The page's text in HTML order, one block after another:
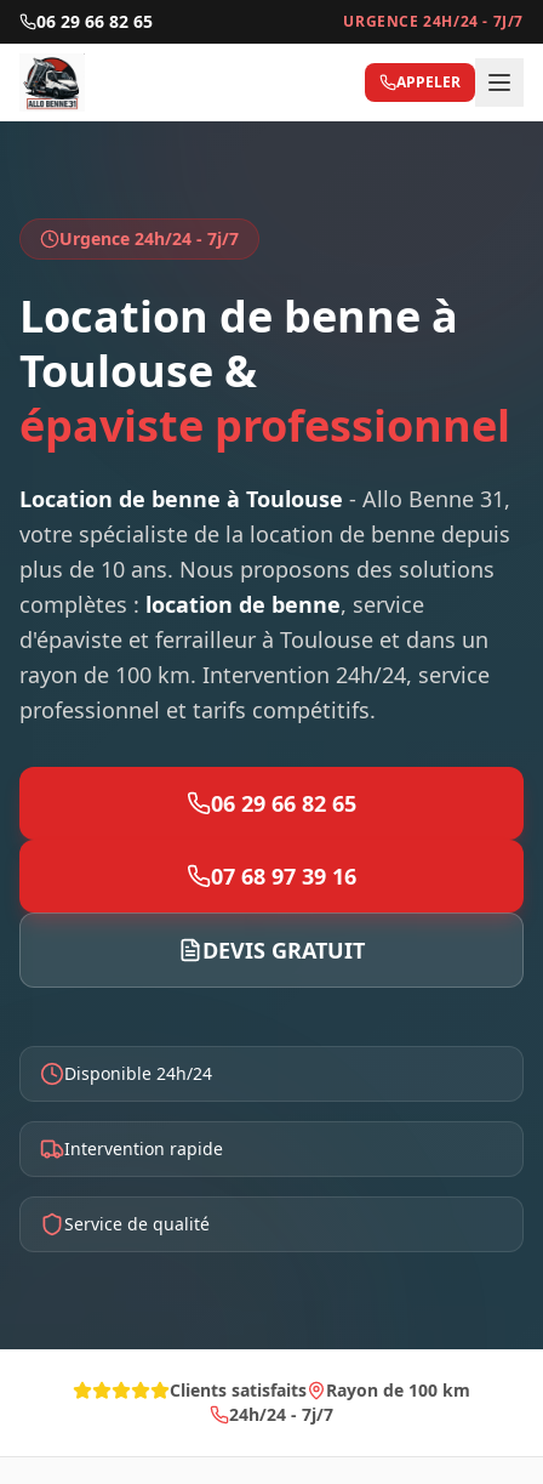
06 29 66 82 65 URGENCE 24H/24 - 7J/7
APPELER
Urgence 24h/24 - 7j/7
Location de benne à
Toulouse &
épaviste professionnel
Location de benne à Toulouse - Allo Benne 31,
votre spécialiste de la location de benne depuis
plus de 10 ans. Nous proposons des solutions
complètes : location de benne, service
d'épaviste et ferrailleur à Toulouse et dans un
rayon de 100 km. Intervention 24h/24, service
professionnel et tarifs compétitifs.
06 29 66 82 65
07 68 97 39 16
DEVIS GRATUIT
Disponible 24h/24
Intervention rapide
Service de qualité
Clients satisfaits
Rayon de 100 km
24h/24 - 7j/7